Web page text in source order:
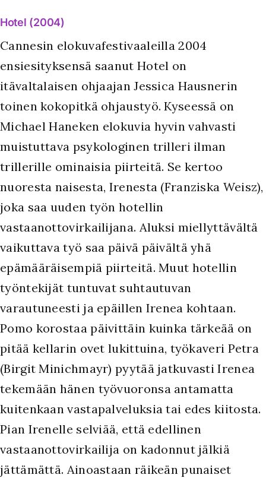
Hotel (2004)
Cannesin elokuvafestivaaleilla 2004
ensiesityksensä saanut Hotel on
itävaltalaisen ohjaajan Jessica Hausnerin
toinen kokopitkä ohjaustyö. Kyseessä on
Michael Haneken elokuvia hyvin vahvasti
muistuttava psykologinen trilleri ilman
trillerille ominaisia piirteitä. Se kertoo
nuoresta naisesta, Irenesta (Franziska Weisz),
joka saa uuden työn hotellin
vastaanottovirkailijana. Aluksi miellyttävältä
vaikuttava työ saa päivä päivältä yhä
epämääräisempiä piirteitä. Muut hotellin
työntekijät tuntuvat suhtautuvan
varautuneesti ja epäillen Irenea kohtaan.
Pomo korostaa päivittäin kuinka tärkeää on
pitää kellarin ovet lukittuina, työkaveri Petra
(Birgit Minichmayr) pyytää jatkuvasti Irenea
tekemään hänen työvuoronsa antamatta
kuitenkaan vastapalveluksia tai edes kiitosta.
Pian Irenelle selviää, että edellinen
vastaanottovirkailija on kadonnut jälkiä
jättämättä. Ainoastaan räikeän punaiset